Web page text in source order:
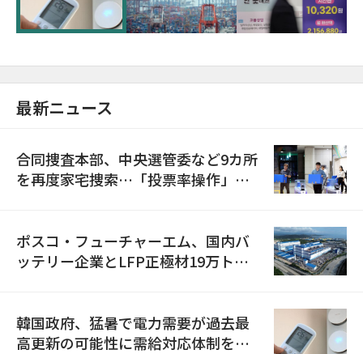
最新ニュース
合同捜査本部、中央選管委など9カ所
を再度家宅捜索…「投票率操作」の
ポスコ・フューチャーエム、国内バ
ッテリー企業とLFP正極材19万トン
韓国政府、猛暑で電力需要が過去最
高更新の可能性に需給対応体制を点